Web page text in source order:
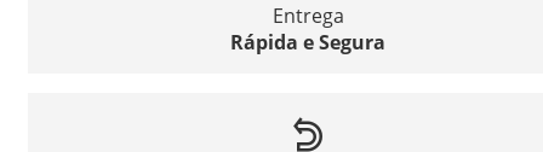
Entrega
Rápida e Segura